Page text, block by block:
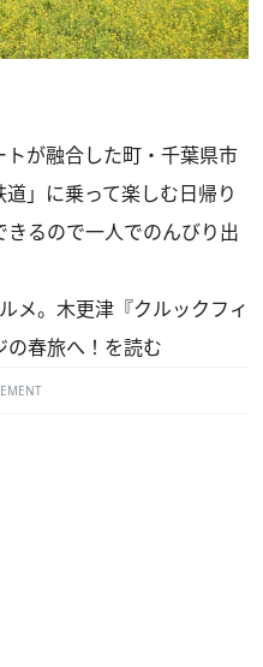
が融合した町・千葉県市
」に乗って楽しむ日帰り
るので一人でのんびり出
メ。木更津『クルックフィ
の春旅へ！を読む